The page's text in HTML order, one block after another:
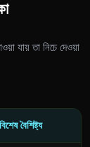
যায় তা নিচে দেওয়া
বিশেষ বৈশিষ্ট্য